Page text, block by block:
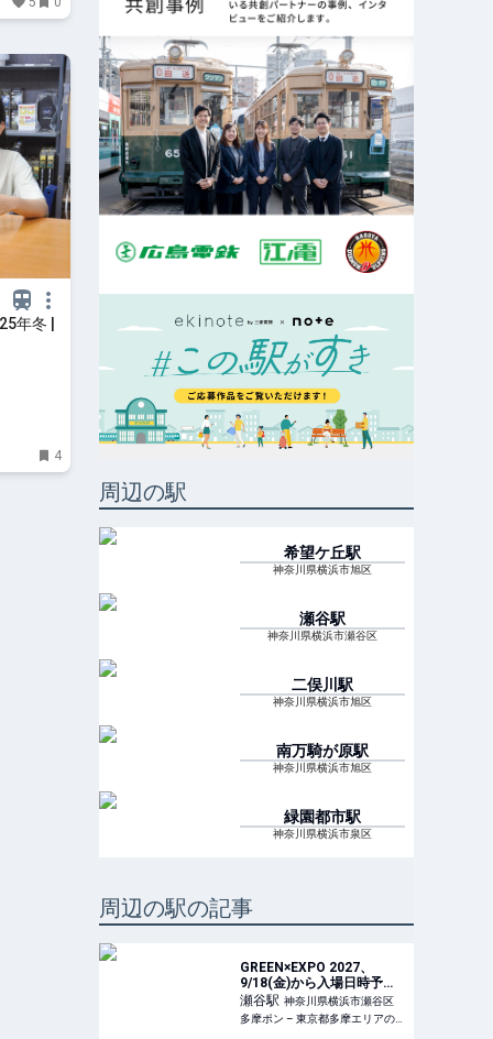
年冬 |
4
周辺の駅
希望ケ丘駅
神奈川県横浜市旭区
瀬谷駅
神奈川県横浜市瀬谷区
二俣川駅
神奈川県横浜市旭区
南万騎が原駅
神奈川県横浜市旭区
緑園都市駅
神奈川県横浜市泉区
周辺の駅の記事
GREEN×EXPO 2027、
9/18(金)から入場日時予約
開始！南町田グランベリー
パーク駅発シャトルバス運
賃も発表 – 多摩ポン
瀬谷駅 神奈川県横浜市瀬谷区
多摩ポン – 東京都多摩エリアの地域メディア